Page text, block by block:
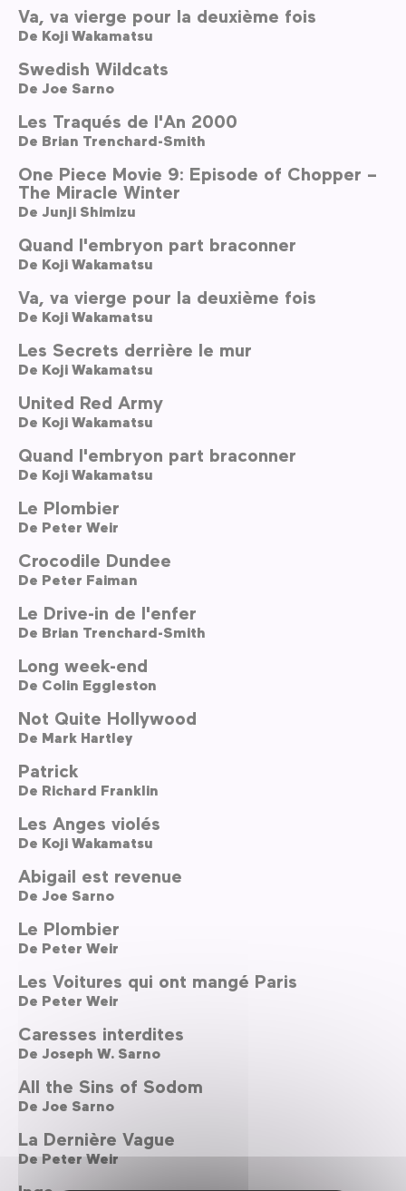
Va, va vierge pour la deuxième fois
De Koji Wakamatsu
Swedish Wildcats
De Joe Sarno
Les Traqués de l'An 2000
De Brian Trenchard-Smith
One Piece Movie 9: Episode of Chopper –
The Miracle Winter
De Junji Shimizu
Quand l'embryon part braconner
De Koji Wakamatsu
Va, va vierge pour la deuxième fois
De Koji Wakamatsu
Les Secrets derrière le mur
De Koji Wakamatsu
United Red Army
De Koji Wakamatsu
Quand l'embryon part braconner
De Koji Wakamatsu
Le Plombier
De Peter Weir
Crocodile Dundee
De Peter Faiman
Le Drive-in de l'enfer
De Brian Trenchard-Smith
Long week-end
De Colin Eggleston
Not Quite Hollywood
De Mark Hartley
Patrick
De Richard Franklin
Les Anges violés
De Koji Wakamatsu
Abigail est revenue
De Joe Sarno
Le Plombier
De Peter Weir
Les Voitures qui ont mangé Paris
De Peter Weir
Caresses interdites
De Joseph W. Sarno
All the Sins of Sodom
De Joe Sarno
La Dernière Vague
De Peter Weir